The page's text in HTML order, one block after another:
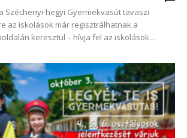
Széchenyi-hegyi Gyermekvasút tavaszi
az iskolások már regisztrálhatnak a
keresztül – hívja fel az iskolások...